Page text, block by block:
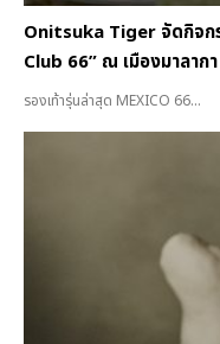
Onitsuka Tiger จัดกิจก
Club 66” ณ เมืองมาลากา
รองเท้ารุ่นล่าสุด MEXICO 66...